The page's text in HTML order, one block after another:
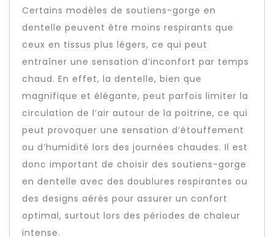
Certains modèles de soutiens-gorge en
dentelle peuvent être moins respirants que
ceux en tissus plus légers, ce qui peut
entraîner une sensation d’inconfort par temps
chaud. En effet, la dentelle, bien que
magnifique et élégante, peut parfois limiter la
circulation de l’air autour de la poitrine, ce qui
peut provoquer une sensation d’étouffement
ou d’humidité lors des journées chaudes. Il est
donc important de choisir des soutiens-gorge
en dentelle avec des doublures respirantes ou
des designs aérés pour assurer un confort
optimal, surtout lors des périodes de chaleur
intense.